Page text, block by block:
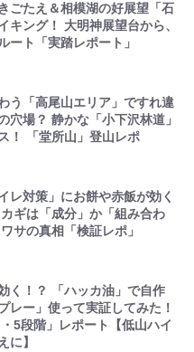
ごたえ＆相模湖の好展望「石
キング！ 大明神展望台から、
ート「実踏レポート」
う「高尾山エリア」ですれ違
穴場？ 静かな「小下沢林道」
！ 「堂所山」登山レポ
レ対策」にお餅や赤飯が効く
ギは「成分」か「組み合わ
サの真相「検証レポ」
く！？ 「ハッカ油」で自作
レー」使って実証してみた！
・5段階」レポート【低山ハイ
に】